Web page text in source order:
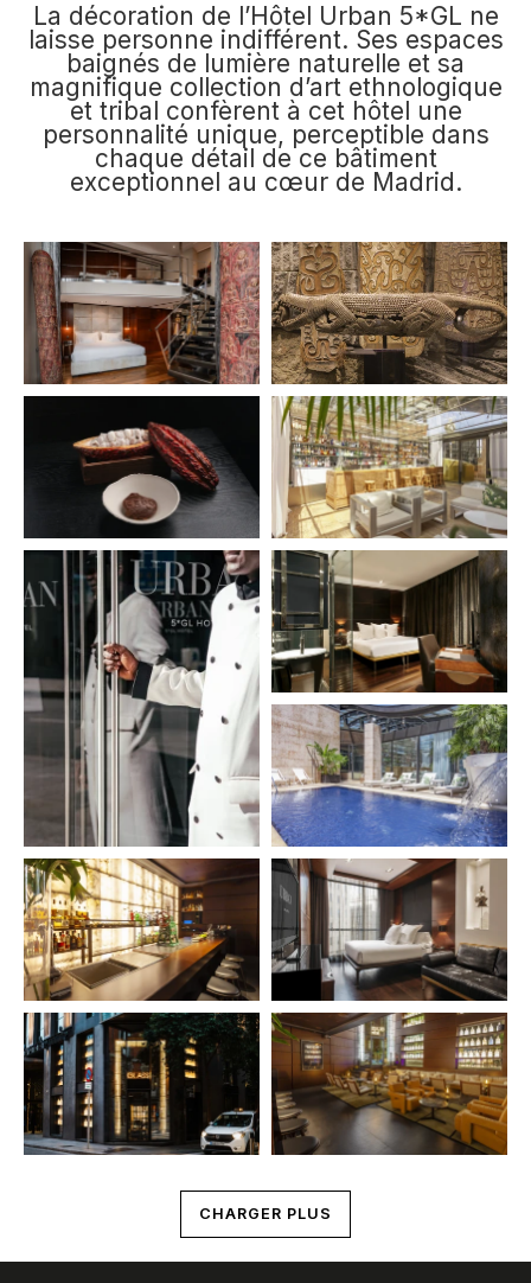
La décoration de l’Hôtel Urban 5*GL ne
laisse personne indifférent. Ses espaces
baignés de lumière naturelle et sa
magnifique collection d’art ethnologique
et tribal confèrent à cet hôtel une
personnalité unique, perceptible dans
chaque détail de ce bâtiment
exceptionnel au cœur de Madrid.
CHARGER PLUS